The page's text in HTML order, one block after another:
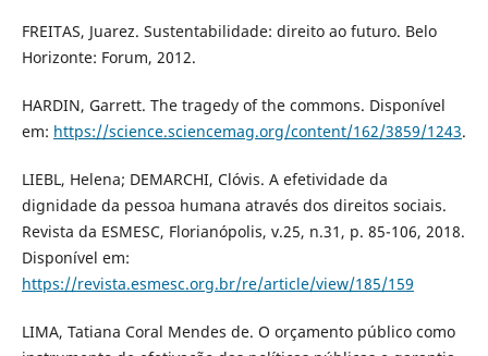
FREITAS, Juarez. Sustentabilidade: direito ao futuro. Belo
Horizonte: Forum, 2012.
HARDIN, Garrett. The tragedy of the commons. Disponível
em: https://science.sciencemag.org/content/162/3859/1243.
LIEBL, Helena; DEMARCHI, Clóvis. A efetividade da
dignidade da pessoa humana através dos direitos sociais.
Revista da ESMESC, Florianópolis, v.25, n.31, p. 85-106, 2018.
Disponível em:
https://revista.esmesc.org.br/re/article/view/185/159
LIMA, Tatiana Coral Mendes de. O orçamento público como